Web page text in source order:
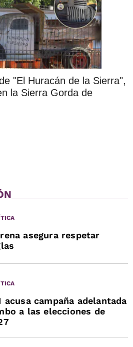
"El Huracán de la Sierra",
la Sierra Gorda de
asegura respetar
acusa campaña adelantada
a las elecciones de